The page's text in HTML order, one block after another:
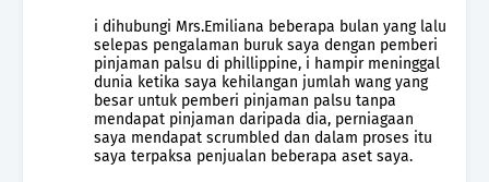
i dihubungi Mrs.Emiliana beberapa bulan yang lalu
selepas pengalaman buruk saya dengan pemberi
pinjaman palsu di phillippine, i hampir meninggal
dunia ketika saya kehilangan jumlah wang yang
besar untuk pemberi pinjaman palsu tanpa
mendapat pinjaman daripada dia, perniagaan
saya mendapat scrumbled dan dalam proses itu
saya terpaksa penjualan beberapa aset saya.